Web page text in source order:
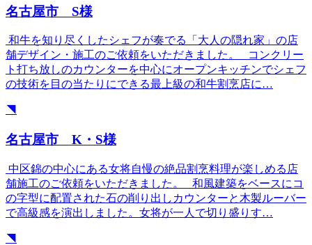
名古屋市 S様
和牛を知り尽くしたシェフが奏でる「大人の隠れ家」の店
舗デザイン・施工のご依頼をいただきました。 コンクリー
ト打ち放しのカウンターを中心にオープンキッチンでシェフ
の技術を目の当たりにできる最上級の和牛割烹店に…
◥
名古屋市 K・S様
中区錦の中心にある女将自慢の絶品割烹料理が楽しめる店
舗施工のご依頼をいただきました。 和風建築をベースにコ
の字型に配置された石の削り出しカウンターと木製ルーバー
で高級感を演出しました。女将が一人で切り盛りす…
◥